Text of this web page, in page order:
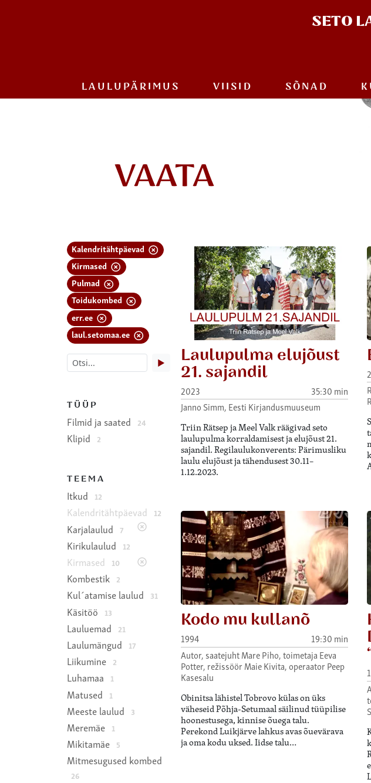
SETO
LAULU­PÄRIMUS VIISID SÕNAD
VAATA
Kalendritähtpäevad
Kirmased
Pulmad
Toidukombed
err.ee
laul.setomaa.ee
▶
TÜÜP
Filmid ja saated 24
Klipid 2
TEEMA
Itkud 12
Kalendritähtpäevad 12
Karjalaulud 7
Kirikulaulud 12
Kirmased 10
Kombestik 2
Kul´atamise laulud 31
Käsitöö 13
Lauluemad 21
Laulumängud 17
Liikumine 2
Luhamaa 1
Matused 1
Meeste laulud 3
Meremäe 1
Mikitamäe 5
Mitmesugused kombed
26
Laulupulma elujõust
21. sajandil
2023
35:30 min
Janno Simm, Eesti Kirjandusmuuseum
Triin Rätsep ja Meel Valk räägivad seto
laulupulma korraldamisest ja elujõust 21.
sajandil. Regilaulukonverents: Pärimusliku
laulu elujõust ja tähendusest 30.11–
1.12.2023.
Kodo mu kullanõ
1994
19:30 min
Autor, saatejuht Mare Piho, toimetaja Eeva
Potter, režissöör Maie Kivita, operaator Peep
Kasesalu
Obinitsa lähistel Tobrovo külas on üks
väheseid Põhja-Setumaal säilinud tüüpilise
hoonestusega, kinnise õuega talu.
Perekond Luikjärve lahkus avas õuevärava
ja oma kodu uksed. Iidse talu…